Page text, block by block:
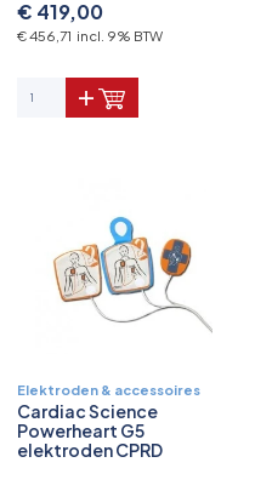
€ 419,00
€ 456,71 incl. 9% BTW
Elektroden & accessoires
Cardiac Science
Powerheart G5
elektroden CPRD